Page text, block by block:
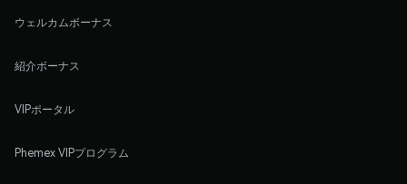
ウェルカムボーナス
紹介ボーナス
VIPポータル
Phemex VIPプログラム